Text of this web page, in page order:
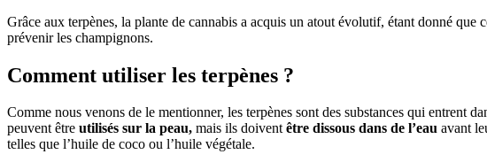
Grâce aux terpènes, la plante de cannabis a acquis un atout évolutif, étant donné que
prévenir les champignons.
Comment utiliser les terpènes ?
Comme nous venons de le mentionner, les terpènes sont des substances qui entrent
peuvent être utilisés sur la peau, mais ils doiventêtre dissous dans de l’eau avant
telles que l’huile de coco ou l’huile végétale.